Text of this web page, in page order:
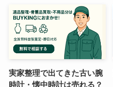
実家整理で出てきた古い腕
時計・懐中時計は売れる？